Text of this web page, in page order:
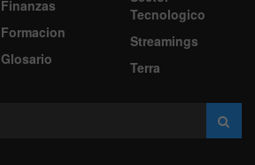
Finanzas
Formacion
Glosario
Tecnologico
Streamings
Terra